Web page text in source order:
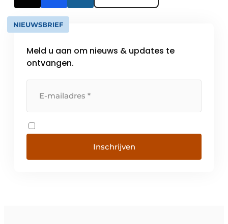
NIEUWSBRIEF
Meld u aan om nieuws & updates te
ontvangen.
Inschrijven